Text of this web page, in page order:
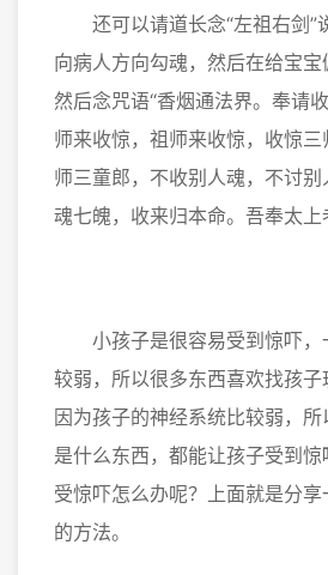
还可以请道长念“左祖右剑”
向病人方向勾魂，然后在给宝宝
然后念咒语“香烟通法界。奉请
师来收惊，祖师来收惊，收惊
师三童郎，不收别人魂，不讨
魂七魄，收来归本命。吾奉太上
小孩子是很容易受到惊吓，
较弱，所以很多东西喜欢找孩
因为孩子的神经系统比较弱，
是什么东西，都能让孩子受到
受惊吓怎么办呢？上面就是分
的方法。